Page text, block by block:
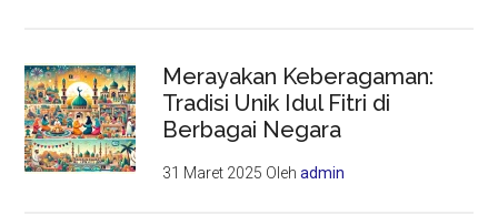
Merayakan Keberagaman:
Tradisi Unik Idul Fitri di
Berbagai Negara
31 Maret 2025 Olehadmin